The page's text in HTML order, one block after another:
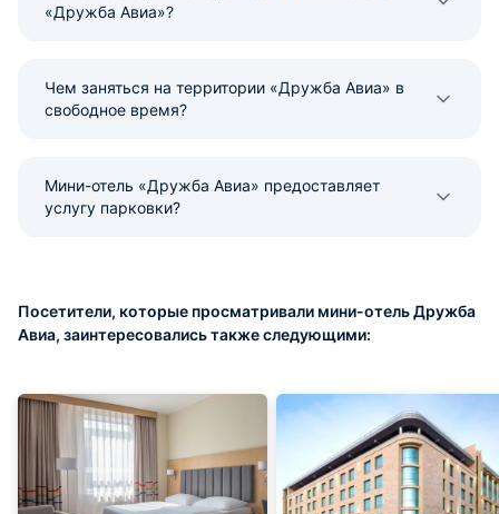
«Дружба Авиа»?
Чем заняться на территории «Дружба Авиа» в
свободное время?
Мини-отель «Дружба Авиа» предоставляет
услугу парковки?
Посетители, которые просматривали мини-отель Дружба
Авиа, заинтересовались также следующими: